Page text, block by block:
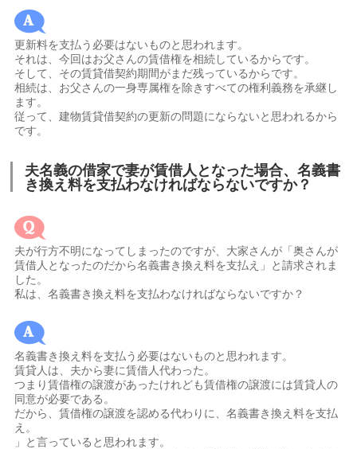
更新料を支払う必要はないものと思われます。
それは、今回はお父さんの賃借権を相続しているからです。
そして、その賃貸借契約期間がまだ残っているからです。
相続は、お父さんの一身専属権を除きすべての権利義務を承継し
ます。
従って、建物賃貸借契約の更新の問題にならないと思われるから
です。
夫名義の借家で妻が賃借人となった場合、名義書
き換え料を支払わなければならないですか？
夫が行方不明になってしまったのですが、大家さんが「奥さんが
賃借人となったのだから名義書き換え料を支払え」と請求されま
した。
私は、名義書き換え料を支払わなければならないですか？
名義書き換え料を支払う必要はないものと思われます。
賃貸人は、夫から妻に賃借人代わった。
つまり賃借権の譲渡があったけれども賃借権の譲渡には賃貸人の
同意が必要である。
だから、賃借権の譲渡を認める代わりに、名義書き換え料を支払
え。
」と言っていると思われます。